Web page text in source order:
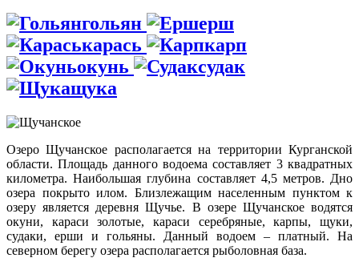
гольян
ерш
карась
карп
окунь
судак
щука
Озеро Щучанское располагается на территории Курганской
области. Площадь данного водоема составляет 3 квадратных
километра. Наибольшая глубина составляет 4,5 метров. Дно
озера покрыто илом. Близлежащим населенным пунктом к
озеру является деревня Щучье. В озере Щучанское водятся
окуни, караси золотые, караси серебряные, карпы, щуки,
судаки, ерши и гольяны. Данный водоем – платный. На
северном берегу озера располагается рыболовная база.